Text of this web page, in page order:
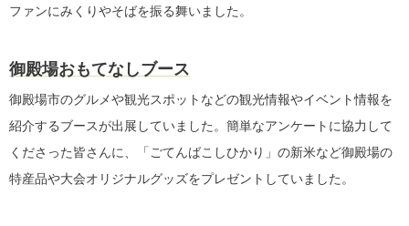
ファンにみくりやそばを振る舞いました。
御殿場おもてなしブース
御殿場市のグルメや観光スポットなどの観光情報やイベント情報を
紹介するブースが出展していました。簡単なアンケートに協力して
くださった皆さんに、「ごてんばこしひかり」の新米など御殿場の
特産品や大会オリジナルグッズをプレゼントしていました。